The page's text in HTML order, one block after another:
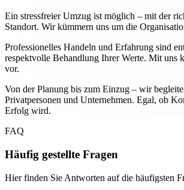
Ein stressfreier Umzug ist möglich – mit der
Standort. Wir kümmern uns um die
Professionelles Handeln und Erfahrung sind
respektvolle Behandlung Ihrer Werte. Mit uns
vor.
Von der Planung bis zum Einzug – wir
Privatpersonen und Unternehmen. Egal, ob
Erfolg wird.
FAQ
Häufig gestellte Fragen
Hier finden Sie Antworten auf die häufigsten